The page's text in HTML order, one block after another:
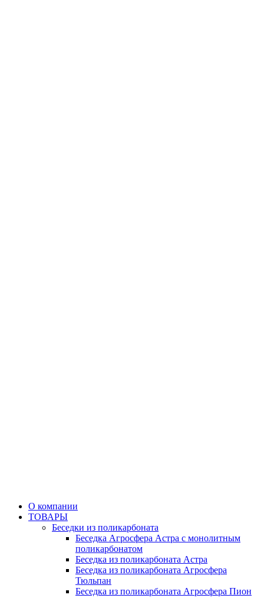
О компании
ТОВАРЫ
Беседки из поликарбоната
Беседка Агросфера Астра с монолитным
поликарбонатом
Беседка из поликарбоната Астра
Беседка из поликарбоната Агросфера
Тюльпан
Беседка из поликарбоната Агросфера Пион